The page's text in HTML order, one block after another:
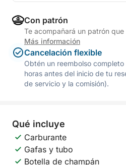
Con patrón
Te acompañará un patrón
Más información
Cancelación flexible
Obtén un reembolso
horas antes del inicio de tu
de servicio y la comisión).
Qué incluye
Carburante
Gafas y tubo
Botella de champán